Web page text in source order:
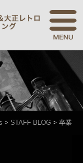
> STAFF BLOG > 卒業